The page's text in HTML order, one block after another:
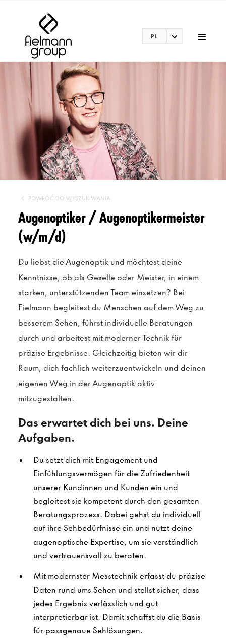
PL
POWRÓĆ DO WYSZUKIWANIA
Augenoptiker / Augenoptikermeister
(w/m/d)
Du liebst die Augenoptik und möchtest deine
Kenntnisse, ob als Geselle oder Meister, in einem
starken, unterstützenden Team einsetzen? Bei
Fielmann begleitest du Menschen auf dem Weg zu
besserem Sehen, führst individuelle Beratungen
durch und arbeitest mit moderner Technik für
präzise Ergebnisse. Gleichzeitig bieten wir dir
Raum, dich fachlich weiterzuentwickeln und deinen
eigenen Weg in der Augenoptik aktiv
mitzugestalten.
Das erwartet dich bei uns. Deine
Aufgaben.
Du setzt dich mit Engagement und
Einfühlungsvermögen für die Zufriedenheit
unserer Kundinnen und Kunden ein und
begleitest sie kompetent durch den gesamten
Beratungsprozess. Dabei gehst du individuell
auf ihre Sehbedürfnisse ein und nutzt deine
augenoptische Expertise, um sie verständlich
und vertrauensvoll zu beraten.
Mit modernster Messtechnik erfasst du präzise
Daten rund ums Sehen und stellst sicher, dass
jedes Ergebnis verlässlich und gut
interpretierbar ist. Damit schaffst du die Basis
für passgenaue Sehlösungen.